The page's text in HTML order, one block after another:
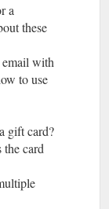
a
these
with
to use
gift card?
the card